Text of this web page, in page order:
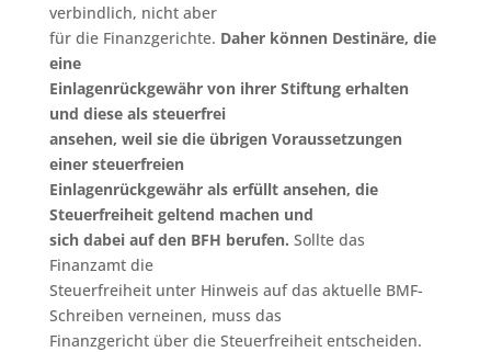
verbindlich, nicht aber
für die Finanzgerichte. Daher können Destinäre, die
eine
Einlagenrückgewähr von ihrer Stiftung erhalten
und diese als steuerfrei
ansehen, weil sie die übrigen Voraussetzungen
einer steuerfreien
Einlagenrückgewähr als erfüllt ansehen, die
Steuerfreiheit geltend machen und
sich dabei auf den BFH berufen. Sollte das
Finanzamt die
Steuerfreiheit unter Hinweis auf das aktuelle BMF-
Schreiben verneinen, muss das
Finanzgericht über die Steuerfreiheit entscheiden.